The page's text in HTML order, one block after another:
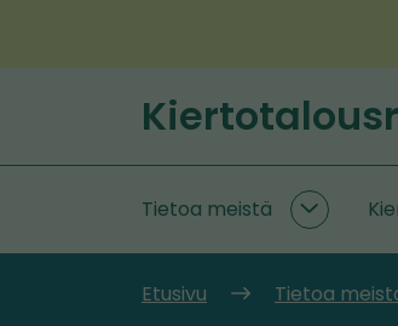
Etusivu
Tietoa meistä
Tietoa
meistä
Etusivu
Tietoa